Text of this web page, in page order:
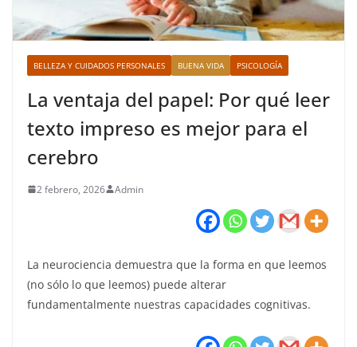
BELLEZA Y CUIDADOS PERSONALES BUENA VIDA PSICOLOGÍA
La ventaja del papel: Por qué leer
texto impreso es mejor para el
cerebro
2 febrero, 2026 Admin
La neurociencia demuestra que la forma en que leemos
(no sólo lo que leemos) puede alterar
fundamentalmente nuestras capacidades cognitivas.